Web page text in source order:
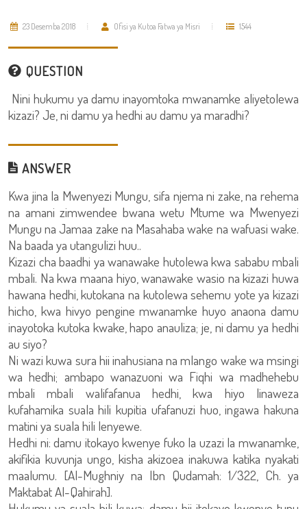
23 Desemba 2018 Ofisi ya Kutoa Fatwa ya Misri 1544
QUESTION
Nini hukumu ya damu inayomtoka mwanamke aliyetolewa
kizazi? Je, ni damu ya hedhi au damu ya maradhi?
ANSWER
Kwa jina la Mwenyezi Mungu, sifa njema ni zake, na rehema
na amani zimwendee bwana wetu Mtume wa Mwenyezi
Mungu na Jamaa zake na Masahaba wake na wafuasi wake.
Na baada ya utangulizi huu..
Kizazi cha baadhi ya wanawake hutolewa kwa sababu mbali
mbali. Na kwa maana hiyo, wanawake wasio na kizazi huwa
hawana hedhi, kutokana na kutolewa sehemu yote ya kizazi
hicho, kwa hivyo pengine mwanamke huyo anaona damu
inayotoka kutoka kwake, hapo anauliza; je, ni damu ya hedhi
au siyo?
Ni wazi kuwa sura hii inahusiana na mlango wake wa msingi
wa hedhi; ambapo wanazuoni wa Fiqhi wa madhehebu
mbali mbali walifafanua hedhi, kwa hiyo linaweza
kufahamika suala hili kupitia ufafanuzi huo, ingawa hakuna
matini ya suala hili lenyewe.
Hedhi ni: damu itokayo kwenye fuko la uzazi la mwanamke,
akifikia kuvunja ungo, kisha akizoea inakuwa katika nyakati
maalumu. [Al-Mughniy na Ibn Qudamah: 1/322, Ch. ya
Maktabat Al-Qahirah].